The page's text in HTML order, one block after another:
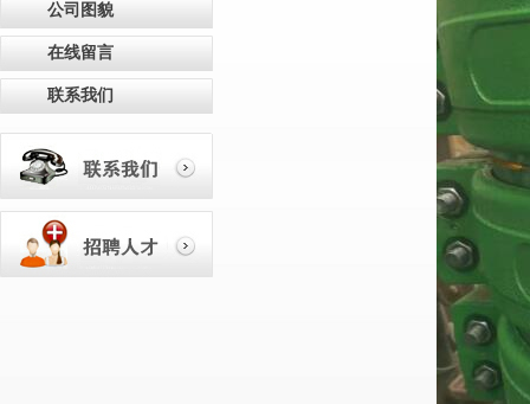
公司图貌
在线留言
联系我们